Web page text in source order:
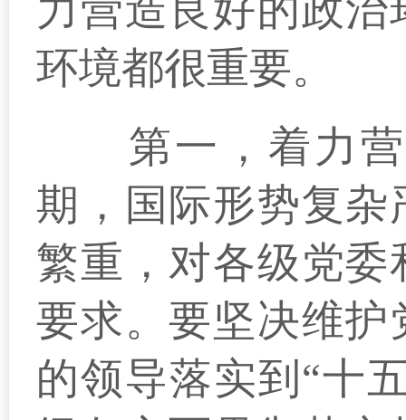
力营造良好的政
环境都很重要。
第一，着力营
期，国际形势复
繁重，对各级党
要求。要坚决维
的领导落实到“十